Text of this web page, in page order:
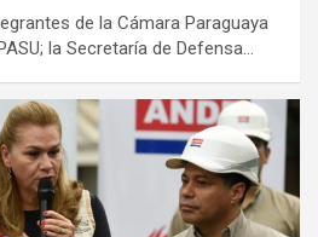
de la Cámara Paraguaya
la Secretaría de Defensa…